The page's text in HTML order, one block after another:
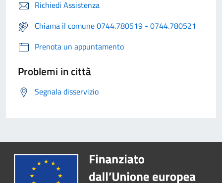
Richiedi Assistenza
Chiama il comune 0744.780519 - 0744.780521
Prenota un appuntamento
Problemi in città
Segnala disservizio